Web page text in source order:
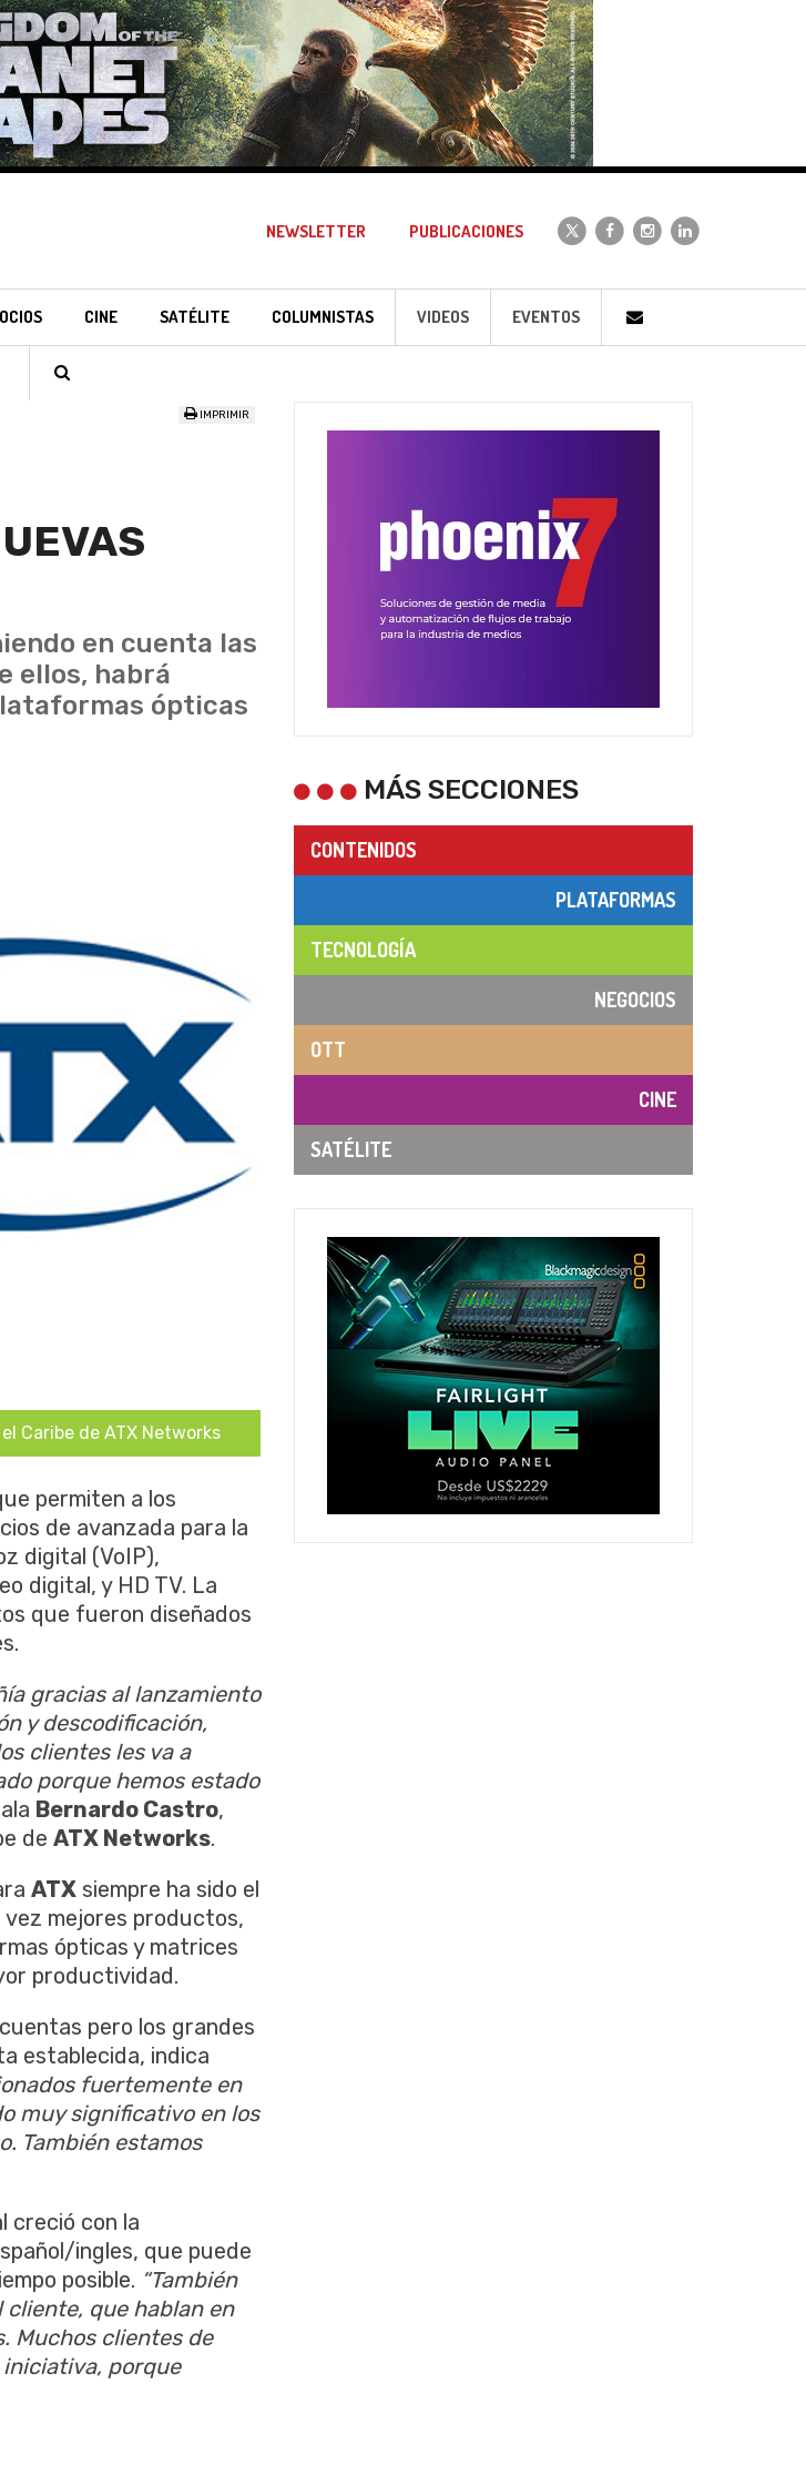
NEWSLETTER PUBLICACIONES
CINE SATÉLITE COLUMNISTAS VIDEOS EVENTOS
IMPRIMIR
en cuenta las
ellos, habrá
ópticas
Caribe de ATX Networks
permiten a los
de avanzada para la
digital (VoIP),
digital, y HD TV. La
que fueron diseñados
gracias al lanzamiento
y descodificación,
clientes les va a
porque hemos estado
Bernardo Castro,
de ATX Networks.
ATX siempre ha sido el
vez mejores productos,
ópticas y matrices
productividad.
pero los grandes
establecida, indica
fuertemente en
muy significativo en los
También estamos
creció con la
ingles, que puede
posible. “También
que hablan en
Muchos clientes de
porque
MÁS SECCIONES
CONTENIDOS
PLATAFORMAS
TECNOLOGÍA
NEGOCIOS
OTT
CINE
SATÉLITE